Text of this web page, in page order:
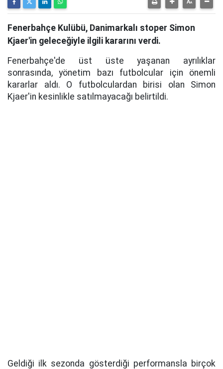
Fenerbahçe Kulübü, Danimarkalı stoper Simon
Kjaer'in geleceğiyle ilgili kararını verdi.
Fenerbahçe'de üst üste yaşanan ayrılıklar
sonrasında, yönetim bazı futbolcular için önemli
kararlar aldı. O futbolculardan birisi olan Simon
Kjaer'in kesinlikle satılmayacağı belirtildi.
Geldiği ilk sezonda gösterdiği performansla birçok